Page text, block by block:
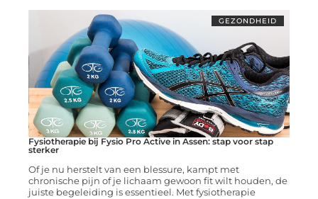
GEZONDHEID
Fysiotherapie bij Fysio Pro Active in Assen: stap voor stap
sterker
Of je nu herstelt van een blessure, kampt met
chronische pijn of je lichaam gewoon fit wilt houden, de
juiste begeleiding is essentieel. Met fysiotherapie